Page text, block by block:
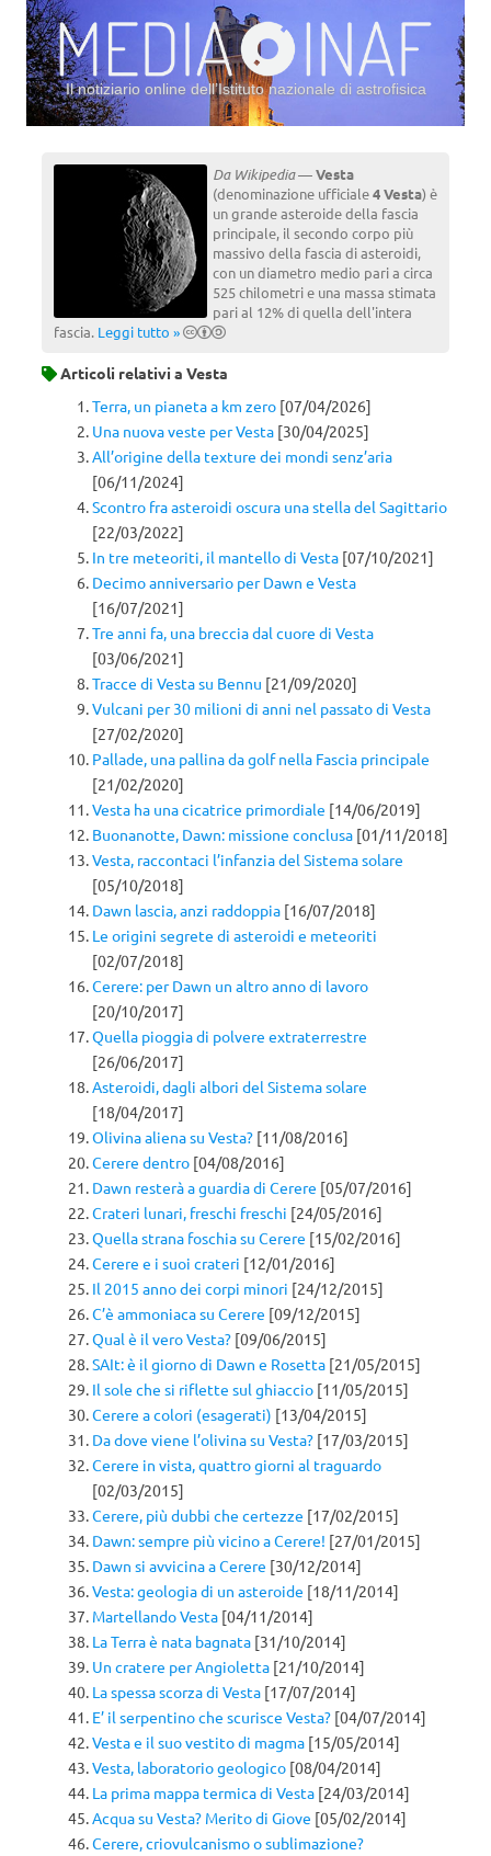
Il notiziario online dell’Istituto nazionale di astrofisica
Da Wikipedia—Vesta
(denominazione ufficiale4 Vesta) è
un grande asteroide della fascia
principale, il secondo corpo più
massivo della fascia di asteroidi,
con un diametro medio pari a circa
525 chilometri e una massa stimata
pari al 12% di quella dell'intera
fascia. Leggi tutto »
Articoli relativi a Vesta
Terra, un pianeta a km zero [07/04/2026]
Una nuova veste per Vesta [30/04/2025]
All’origine della texture dei mondi senz’aria
[06/11/2024]
Scontro fra asteroidi oscura una stella del Sagittario
[22/03/2022]
In tre meteoriti, il mantello di Vesta [07/10/2021]
Decimo anniversario per Dawn e Vesta
[16/07/2021]
Tre anni fa, una breccia dal cuore di Vesta
[03/06/2021]
Tracce di Vesta su Bennu [21/09/2020]
Vulcani per 30 milioni di anni nel passato di Vesta
[27/02/2020]
Pallade, una pallina da golf nella Fascia principale
[21/02/2020]
Vesta ha una cicatrice primordiale [14/06/2019]
Buonanotte, Dawn: missione conclusa [01/11/2018]
Vesta, raccontaci l’infanzia del Sistema solare
[05/10/2018]
Dawn lascia, anzi raddoppia [16/07/2018]
Le origini segrete di asteroidi e meteoriti
[02/07/2018]
Cerere: per Dawn un altro anno di lavoro
[20/10/2017]
Quella pioggia di polvere extraterrestre
[26/06/2017]
Asteroidi, dagli albori del Sistema solare
[18/04/2017]
Olivina aliena su Vesta? [11/08/2016]
Cerere dentro [04/08/2016]
Dawn resterà a guardia di Cerere [05/07/2016]
Crateri lunari, freschi freschi [24/05/2016]
Quella strana foschia su Cerere [15/02/2016]
Cerere e i suoi crateri [12/01/2016]
Il 2015 anno dei corpi minori [24/12/2015]
C’è ammoniaca su Cerere [09/12/2015]
Qual è il vero Vesta? [09/06/2015]
SAIt: è il giorno di Dawn e Rosetta [21/05/2015]
Il sole che si riflette sul ghiaccio [11/05/2015]
Cerere a colori (esagerati) [13/04/2015]
Da dove viene l’olivina su Vesta? [17/03/2015]
Cerere in vista, quattro giorni al traguardo
[02/03/2015]
Cerere, più dubbi che certezze [17/02/2015]
Dawn: sempre più vicino a Cerere! [27/01/2015]
Dawn si avvicina a Cerere [30/12/2014]
Vesta: geologia di un asteroide [18/11/2014]
Martellando Vesta [04/11/2014]
La Terra è nata bagnata [31/10/2014]
Un cratere per Angioletta [21/10/2014]
La spessa scorza di Vesta [17/07/2014]
E’ il serpentino che scurisce Vesta? [04/07/2014]
Vesta e il suo vestito di magma [15/05/2014]
Vesta, laboratorio geologico [08/04/2014]
La prima mappa termica di Vesta [24/03/2014]
Acqua su Vesta? Merito di Giove [05/02/2014]
Cerere, criovulcanismo o sublimazione?